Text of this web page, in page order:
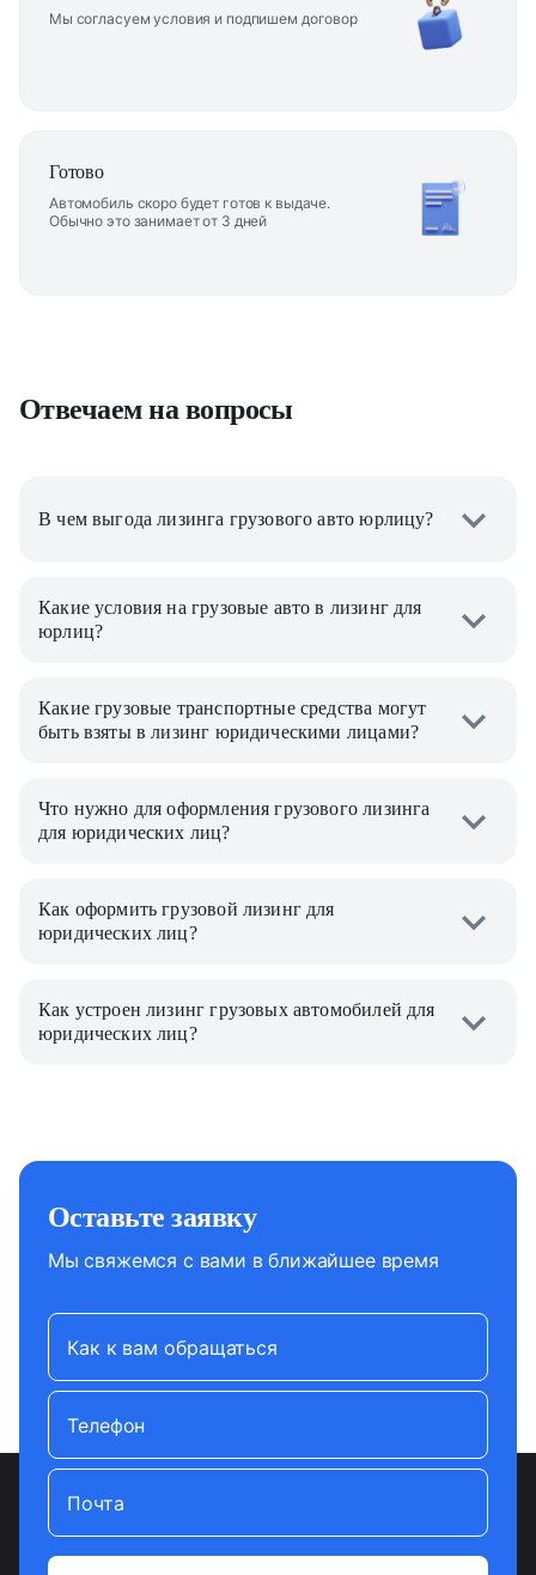
Мы согласуем условия и подпишем договор
Готово
Автомобиль скоро будет готов к выдаче.
Обычно это занимает от 3 дней
Отвечаем на вопросы
В чем выгода лизинга грузового авто юрлицу?
Какие условия на грузовые авто в лизинг для
юрлиц?
Какие грузовые транспортные средства могут
быть взяты в лизинг юридическими лицами?
Что нужно для оформления грузового лизинга
для юридических лиц?
Как оформить грузовой лизинг для
юридических лиц?
Как устроен лизинг грузовых автомобилей для
юридических лиц?
Оставьте заявку
Мы свяжемся с вами в ближайшее время
Как к вам обращаться
Телефон
Почта